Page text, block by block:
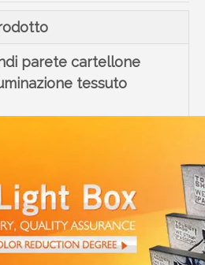
parete cartellone
tessuto